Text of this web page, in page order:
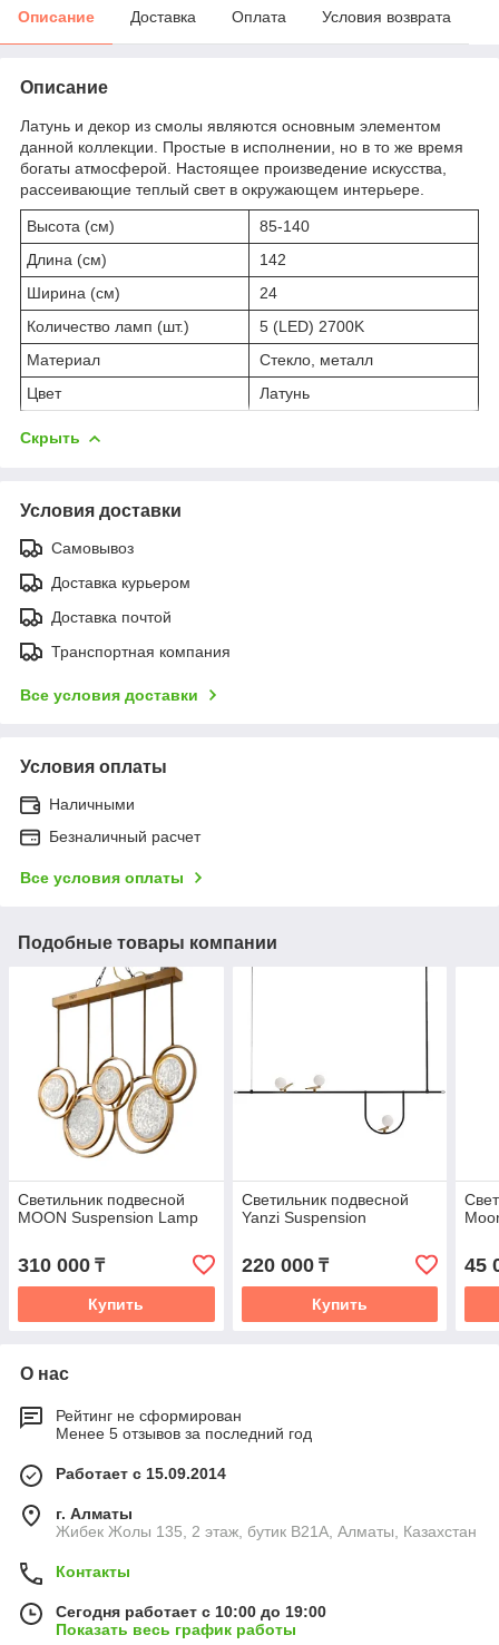
Описание Доставка Оплата Условия возврата
Описание
Латунь и декор из смолы являются основным элементом
данной коллекции. Простые в исполнении, но в то же время
богаты атмосферой. Настоящее произведение искусства,
рассеивающие теплый свет в окружающем интерьере.
Высота (см)
85-140
Длина (см)
142
Ширина (см)
24
Количество ламп (шт.)
5 (LED) 2700K
Материал
Стекло, металл
Цвет
Латунь
Скрыть
Условия доставки
Самовывоз
Доставка курьером
Доставка почтой
Транспортная компания
Все условия доставки
Условия оплаты
Наличными
Безналичный расчет
Все условия оплаты
Подобные товары компании
Светильник подвесной
MOON Suspension Lamp
310 000 ₸
Купить
Светильник подвесной
Yanzi Suspension
220 000₸
Купить
45
О нас
Рейтинг не сформирован
Менее 5 отзывов за последний год
Работает с 15.09.2014
г. Алматы
Жибек Жолы 135, 2 этаж, бутик B21A, Алматы, Казахстан
Контакты
Сегодня работает с 10:00 до 19:00
Показать весь график работы